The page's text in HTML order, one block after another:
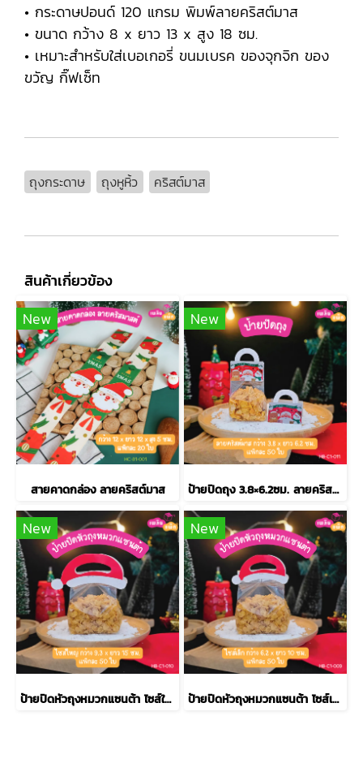
• กระดาษปอนด์ 120 แกรม พิมพ์ลายคริสต์มาส
• ขนาด กว้าง 8 x ยาว 13 x สูง 18 ซม.
• เหมาะสำหรับใส่เบอเกอรี่ ขนมเบรค ของจุกจิก ของ
ขวัญ กิ๊ฟเซ็ท
ถุงกระดาษ ถุงหูหิ้ว คริสต์มาส
สินค้าเกี่ยวข้อง
New
สายคาดกล่อง ลายคริสต์มาส
New
ป้ายปิดถุง 3.8×6.2ซม. ลายคริสต์มาส
New
ป้ายปิดหัวถุงหมวกแซนต้า ไซส์ใหญ่
New
ป้ายปิดหัวถุงหมวกแซนต้า ไซส์เล็ก 6.2×10ซม.